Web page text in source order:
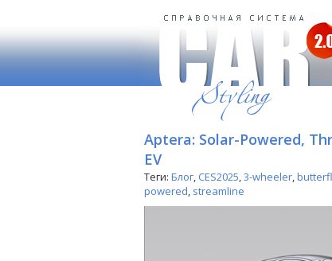
Aptera: Solar-Powered,
EV
Теги: Блог, CES2025,3-wheeler,
powered, streamline